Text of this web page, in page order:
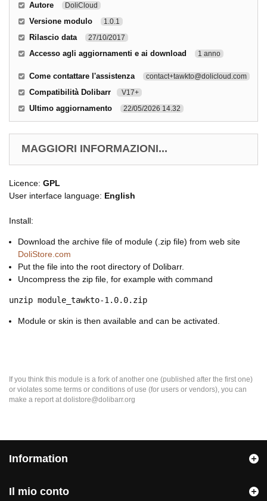
Autore DoliCloud
Versione modulo 1.0.1
Rilascio data 27/10/2017
Accesso agli aggiornamenti e ai download 1 anno
Come contattare l'assistenza contact+tawkto@dolicloud.com
Compatibilità Dolibarr V17+
Ultimo aggiornamento 22/05/2026 14.32
MAGGIORI INFORMAZIONI...
Licence: GPL
User interface language: English
Install:
Download the archive file of module (.zip file) from web site
DoliStore.com
Put the file into the root directory of Dolibarr.
Uncompress the zip file, for example with command
unzip module_tawkto-1.0.0.zip
Module or skin is then available and can be activated.
If you think this module is a fork of another one (published after the first one)
or violates some terms or conditions of use (for users or vendors), you can
make a report at dolistore@dolibarr.org
Information
Il mio conto